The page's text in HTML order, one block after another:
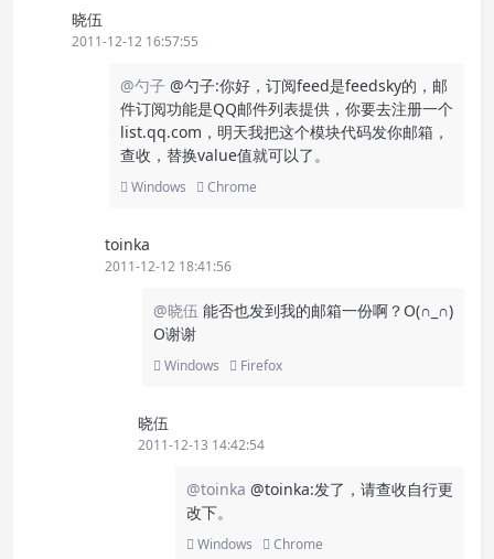
晓伍
2011-12-12 16:57:55
@勺子 @勺子:你好，订阅feed是feedsky的，邮
件订阅功能是QQ邮件列表提供，你要去注册一个
list.qq.com，明天我把这个模块代码发你邮箱，
查收，替换value值就可以了。
Windows Chrome
toinka
2011-12-12 18:41:56
@晓伍 能否也发到我的邮箱一份啊？O(∩_∩)
O谢谢
Windows Firefox
晓伍
2011-12-13 14:42:54
@toinka @toinka:发了，请查收自行更
改下。
Windows Chrome